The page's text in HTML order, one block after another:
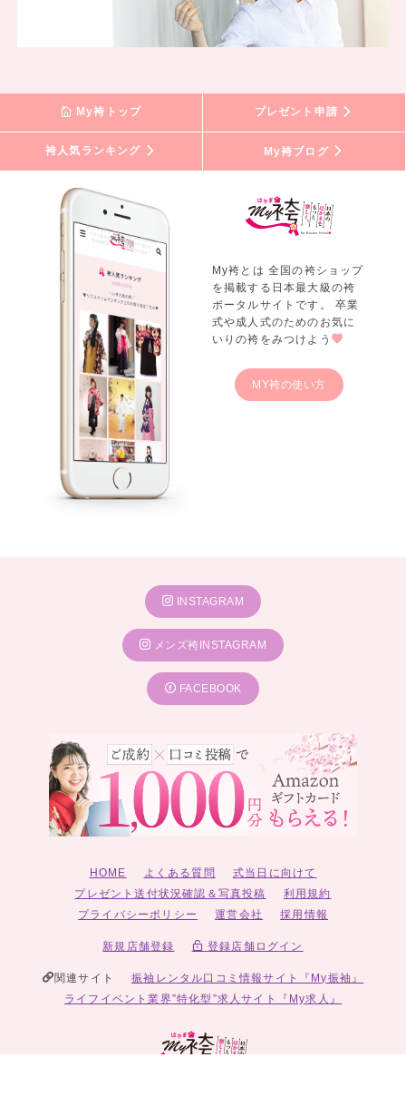
My袴トップ プレゼント申請
袴人気ランキング My袴ブログ
My袴とは 全国の袴ショップ
を掲載する日本最大級の袴
ポータルサイトです。 卒業
式や成人式のためのお気に
いりの袴をみつけよう
MY袴の使い方
INSTAGRAM
メンズ袴INSTAGRAM
FACEBOOK
HOME よくある質問
式当日に向けて
プレゼント送付状況確認＆写真投稿
利用規約
プライバシーポリシー
運営会社 採用情報
新規店舗登録 登録店舗ログイン
関連サイト
振袖レンタル口コミ情報サイト『My振袖』
ライフイベント業界”特化型”求人サイト『My求人』